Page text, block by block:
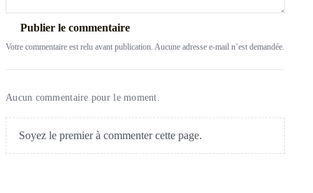
Publier le commentaire
Votre commentaire est relu avant publication. Aucune adresse e-mail n’est demandée.
Aucun commentaire pour le moment.
Soyez le premier à commenter cette page.